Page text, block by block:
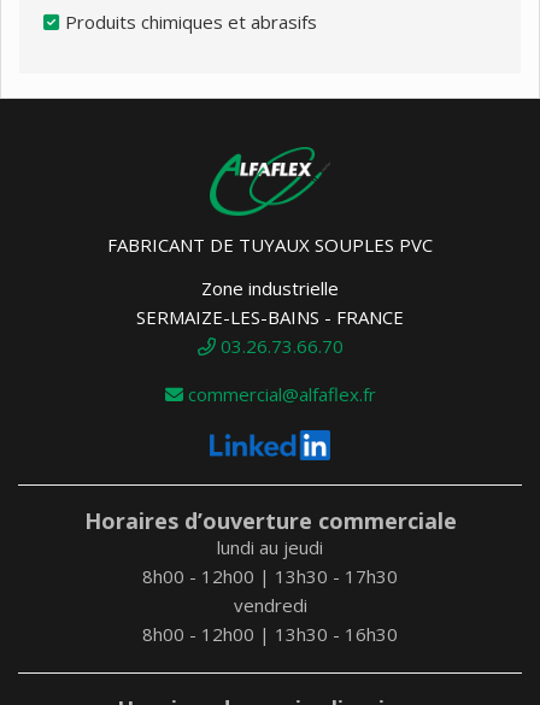
Produits chimiques et abrasifs
FABRICANT DE TUYAUX SOUPLES PVC
Zone industrielle
SERMAIZE-LES-BAINS - FRANCE
03.26.73.66.70
commercial@alfaflex.fr
Horaires d’ouverture commerciale
lundi au jeudi
8h00 - 12h00 | 13h30 - 17h30
vendredi
8h00 - 12h00 | 13h30 - 16h30